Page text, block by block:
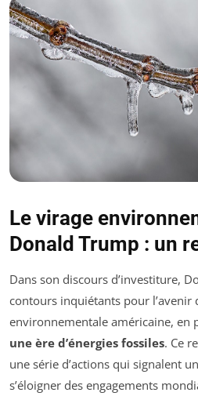
Le virage
Donald Trump : un
Dans son discours d’investiture,
contours inquiétants pour l’avenir
environnementale américaine, en
une ère d’énergies fossiles. Ce
une série d’actions qui signalent
s’éloigner des engagements